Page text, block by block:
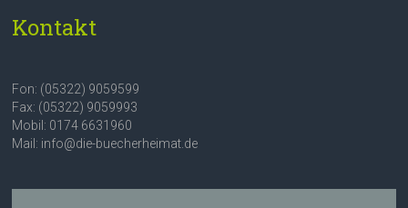
Kontakt
Fon: (05322) 9059599
Fax: (05322) 9059993
Mobil: 0174 6631960
Mail: info@die-buecherheimat.de